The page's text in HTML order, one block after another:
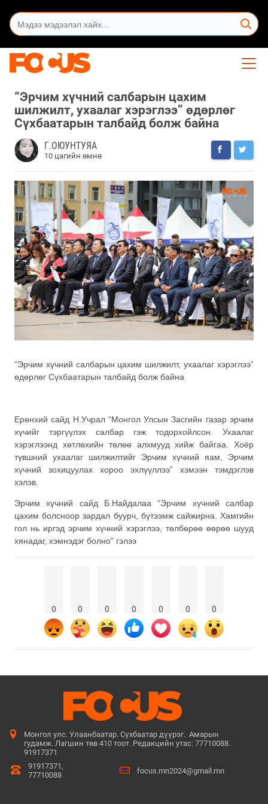
“Эрчим хүчний салбарын цахим
шилжилт, ухаалаг хэрэглээ” өдөрлөг
Сүхбаатарын талбайд болж байна
Г.ОЮУНТУЯА
10 цагийн өмнө
“Эрчим хүчний салбарын цахим шилжилт, ухаалаг хэрэглээ”
өдөрлөг Сүхбаатарын талбайд болж байна
Ерөнхий сайд Н.Учрал “Монгол Улсын Засгийн газар эрчим
хүчийг тэргүүлэх салбар гэж тодорхойлсон. Ухаалаг
хэрэглээнд хөтлөхийн төлөө алхмууд хийж байгаа. Хоёр
түвшний ухаалаг шилжилтийг Эрчим хүчний яам, Эрчим
хүчний зохицуулах хороо эхлүүллээ” хэмээн тэмдэглэв
хэлэв.
Эрчим хүчний сайд Б.Найдалаа “Эрчим хүчний салбар
цахим болсноор зардал буурч, бүтээмж сайжирна. Хамгийн
гол нь иргэд эрчим хүчний хэрэглээ, төлбөрөө өөрөө шууд
хянадаг, хэмнэдэг болно” гэлээ
0 0 0 0 0 0 0
Монгол улс. Улаанбаатар. Сүхбаатар дүүрэг. Амарын
гудамж. Лагшин төв 410 тоот. Редакцийн утас: 77710088.
91917371
91917371,
77710088
focus.mn2024@gmail.mn